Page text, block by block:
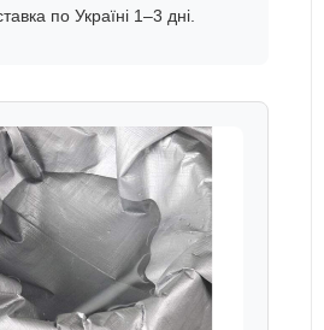
по Україні 1–3 дні.